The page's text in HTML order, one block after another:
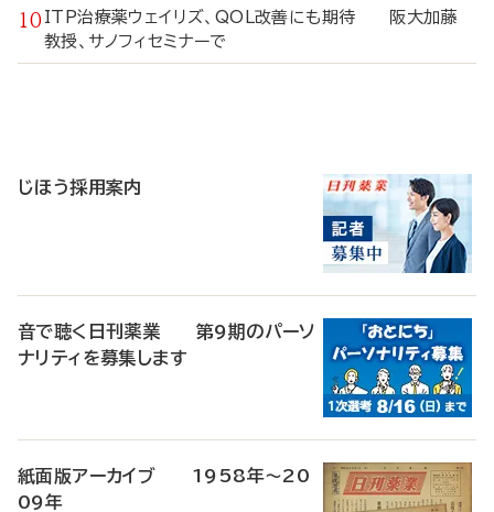
ITP治療薬ウェイリズ、QOL改善にも期待 阪大加藤
教授、サノフィセミナーで
じほう採用案内
音で聴く日刊薬業 第9期のパーソ
ナリティを募集します
紙面版アーカイブ 1958年～20
09年